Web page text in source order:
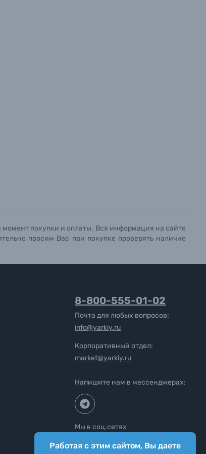
момент покупки и оплаты. Вся информация на сайте
просим Вас при покупке проверять наличие
Работая с этим сайтом, Вы даете
8-800-555-01-02
Почта для любых вопросов:
info@yarkiy.ru
Корпоративный отдел:
market@yarkiy.ru
Напишите нам в мессенджерах:
Мы в соц.сетях